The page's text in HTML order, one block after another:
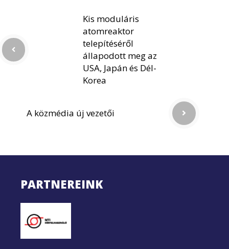
Kis moduláris
atomreaktor
telepítéséről
állapodott meg az
USA, Japán és Dél-
Korea
A közmédia új vezetői
PARTNEREINK